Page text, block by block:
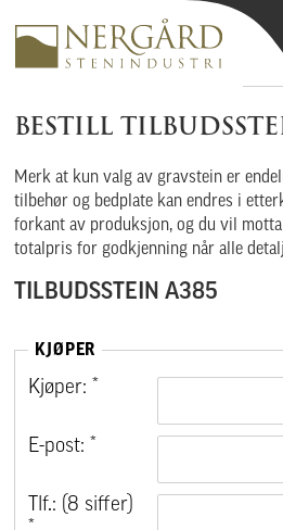
BESTILL
Merk at kun valg av gravstein er
tilbehør og bedplate kan endres i
forkant av produksjon, og du vil
totalpris for godkjenning når alle
TILBUDSSTEIN A385
KJØPER
Kjøper: *
E-post: *
Tlf.: (8 siffer)